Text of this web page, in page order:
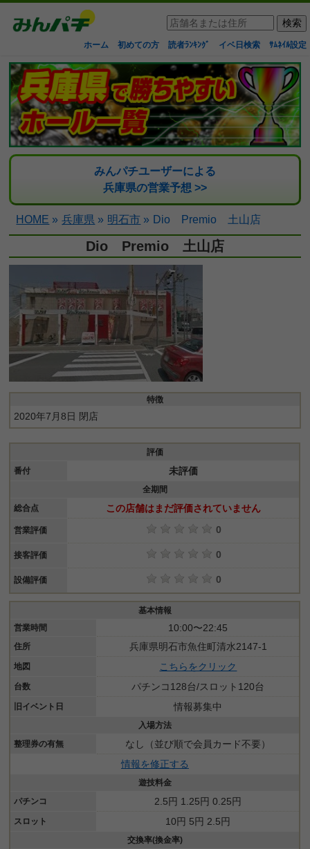
ホーム 初めての方 読者ﾗﾝｷﾝｸﾞ イベ日検索 ｻﾑﾈｲﾙ設定
みんパチユーザーによる
兵庫県の営業予想 >>
HOME » 兵庫県 » 明石市 » Dio Premio 土山店
Dio Premio 土山店
特徴
2020年7月8日 閉店
評価
番付
未評価
全期間
総合点
この店舗はまだ評価されていません
営業評価 0
接客評価 0
設備評価 0
基本情報
営業時間
10:00〜22:45
住所 兵庫県明石市魚住町清水2147-1
地図 こちらをクリック
台数 パチンコ128台/スロット120台
旧イベント日 情報募集中
入場方法
整理券の有無
なし（並び順で会員カード不要）
情報を修正する
遊技料金
パチンコ
2.5円 1.25円 0.25円
スロット 10円 5円 2.5円
交換率(換金率)